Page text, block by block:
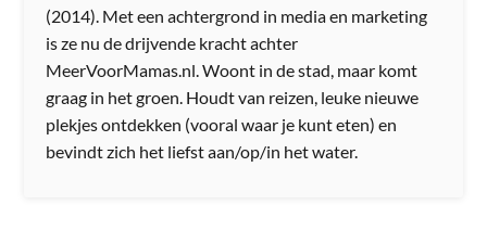
(2014). Met een achtergrond in media en marketing
is ze nu de drijvende kracht achter
MeerVoorMamas.nl. Woont in de stad, maar komt
graag in het groen. Houdt van reizen, leuke nieuwe
plekjes ontdekken (vooral waar je kunt eten) en
bevindt zich het liefst aan/op/in het water.